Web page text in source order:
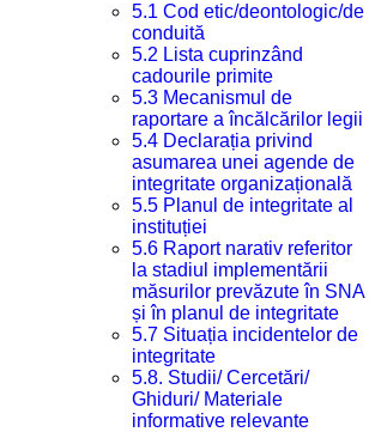
5.1 Cod etic/deontologic/de
conduită
5.2 Lista cuprinzând
cadourile primite
5.3 Mecanismul de
raportare a încălcărilor legii
5.4 Declarația privind
asumarea unei agende de
integritate organizațională
5.5 Planul de integritate al
instituției
5.6 Raport narativ referitor
la stadiul implementării
măsurilor prevăzute în SNA
și în planul de integritate
5.7 Situația incidentelor de
integritate
5.8. Studii/ Cercetări/
Ghiduri/ Materiale
informative relevante